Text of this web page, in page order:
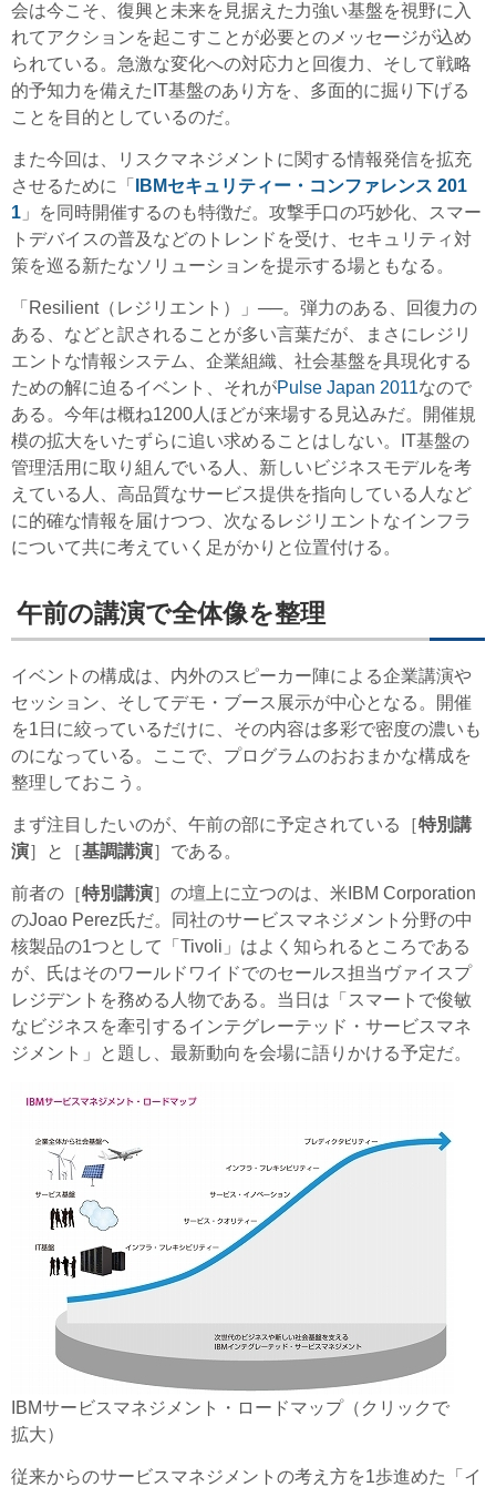
会は今こそ、復興と未来を見据えた力強い基盤を視野に入
れてアクションを起こすことが必要とのメッセージが込め
られている。急激な変化への対応力と回復力、そして戦略
的予知力を備えたIT基盤のあり方を、多面的に掘り下げる
ことを目的としているのだ。
また今回は、リスクマネジメントに関する情報発信を拡充
させるために「
IBMセキュリティー・コンファレンス 201
1 」を同時開催するのも特徴だ。攻撃手口の巧妙化、スマー
トデバイスの普及などのトレンドを受け、セキュリティ対
策を巡る新たなソリューションを提示する場ともなる。
「Resilient（レジリエント）」──。弾力のある、回復力の
ある、などと訳されることが多い言葉だが、まさにレジリ
エントな情報システム、企業組織、社会基盤を具現化する
ための解に迫るイベント、それがPulse Japan 2011なので
ある。今年は概ね1200人ほどが来場する見込みだ。開催規
模の拡大をいたずらに追い求めることはしない。IT基盤の
管理活用に取り組んでいる人、新しいビジネスモデルを考
えている人、高品質なサービス提供を指向している人など
に的確な情報を届けつつ、次なるレジリエントなインフラ
について共に考えていく足がかりと位置付ける。
午前の講演で全体像を整理
イベントの構成は、内外のスピーカー陣による企業講演や
セッション、そしてデモ・ブース展示が中心となる。開催
を1日に絞っているだけに、その内容は多彩で密度の濃いも
のになっている。ここで、プログラムのおおまかな構成を
整理しておこう。
まず注目したいのが、午前の部に予定されている［特別講
演］と［基調講演］である。
前者の［特別講演］の壇上に立つのは、米IBM Corporation
のJoao Perez氏だ。同社のサービスマネジメント分野の中
核製品の1つとして「Tivoli」はよく知られるところである
が、氏はそのワールドワイドでのセールス担当ヴァイスプ
レジデントを務める人物である。当日は「スマートで俊敏
なビジネスを牽引するインテグレーテッド・サービスマネ
ジメント」と題し、最新動向を会場に語りかける予定だ。
IBMサービスマネジメント・ロードマップ（クリックで
拡大）
従来からのサービスマネジメントの考え方を1歩進めた「イ